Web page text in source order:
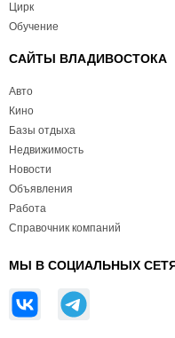
Цирк
Обучение
САЙТЫ ВЛАДИВОСТОКА
Авто
Кино
Базы отдыха
Недвижимость
Новости
Объявления
Работа
Справочник компаний
МЫ В СОЦИАЛЬНЫХ